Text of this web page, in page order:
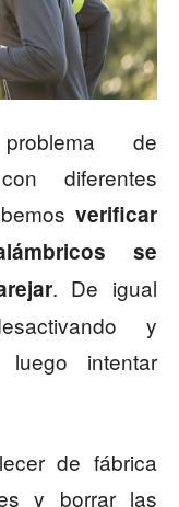
de
diferentes
verificar
se
. De igual
y
intentar
de fábrica
y borrar las